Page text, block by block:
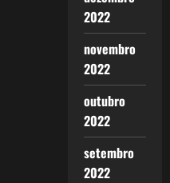
2022
novembro
2022
outubro
2022
setembro
2022